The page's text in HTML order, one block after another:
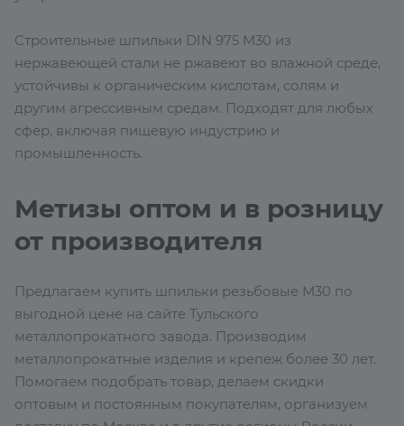
Строительные шпильки DIN 975 М30 из
нержавеющей стали не ржавеют во влажной среде,
устойчивы к органическим кислотам, солям и
другим агрессивным средам. Подходят для любых
сфер, включая пищевую индустрию и
промышленность.
Метизы оптом и в розницу
от производителя
Предлагаем купить шпильки резьбовые М30 по
выгодной цене на сайте Тульского
металлопрокатного завода. Производим
металлопрокатные изделия и крепеж более 30 лет.
Помогаем подобрать товар, делаем скидки
оптовым и постоянным покупателям, организуем